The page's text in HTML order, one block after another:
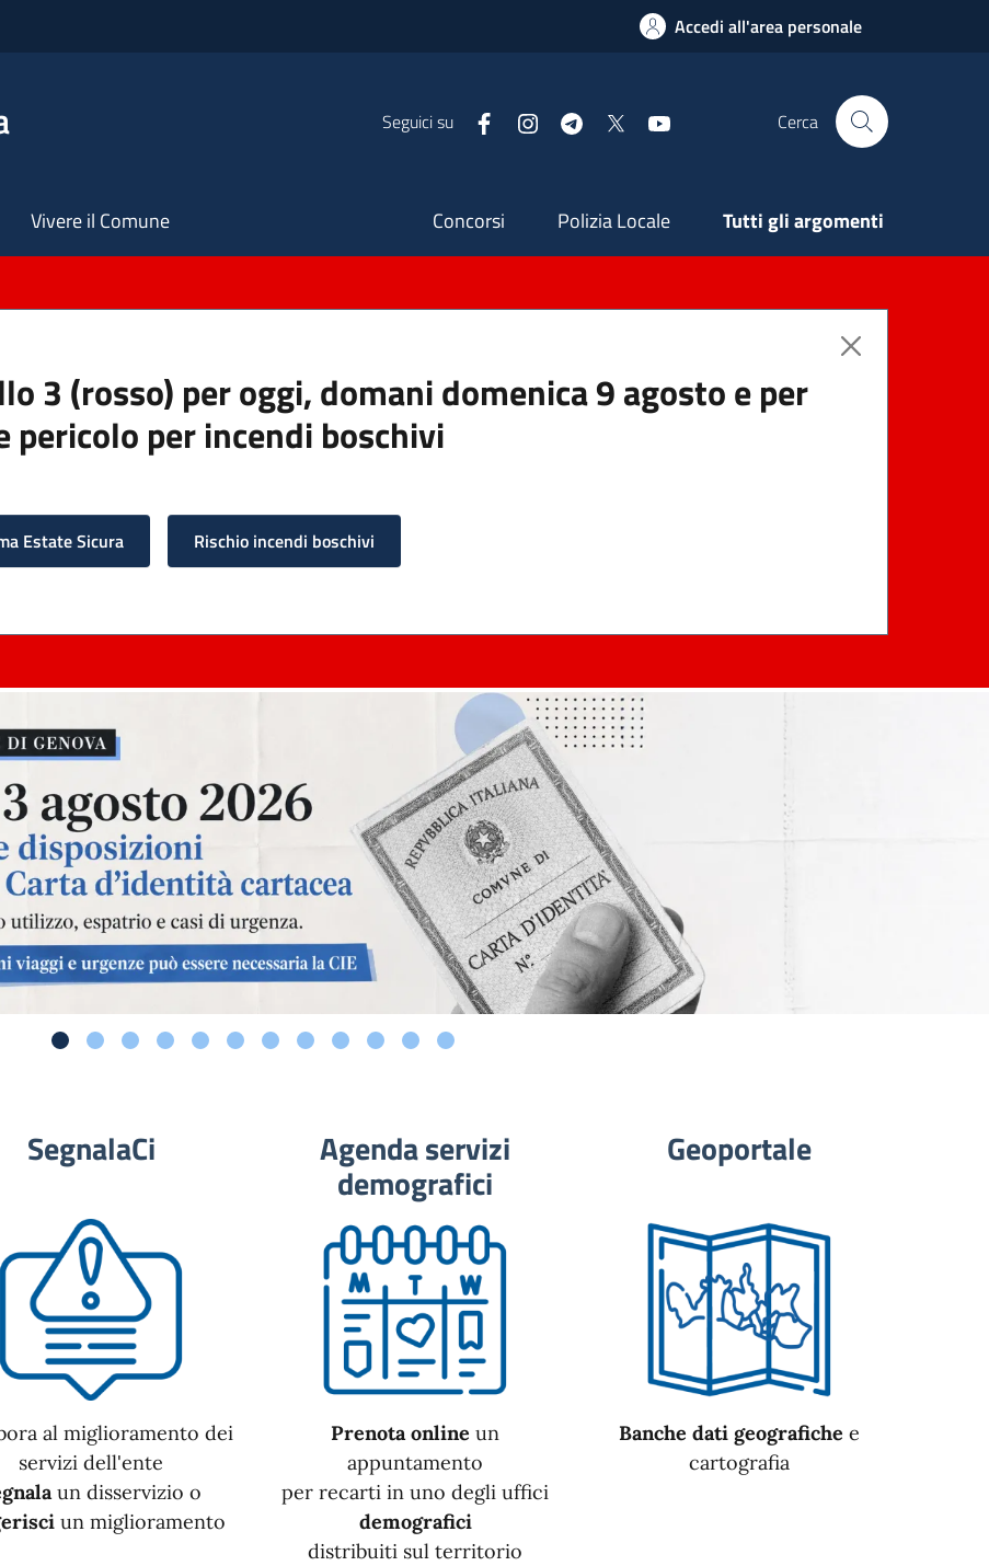
Accedi all'area personale
Seguici su FacebookInstagramTelegram Cerca
Vivere il Comune Secondaria
Concorsi Polizia Locale Tutti gli argomenti
3 (rosso) per oggi, domani domenica 9 agosto e per
pericolo per incendi boschivi
Estate Sicura Rischio incendi boschivi
SegnalaCi
al miglioramento dei
servizi dell'ente
un disservizio o
un miglioramento
Agenda servizi
demografici
Prenota online un
appuntamento
per recarti in uno degli uffici
demografici
distribuiti sul territorio
Geoportale
Banche dati geografiche e
cartografia